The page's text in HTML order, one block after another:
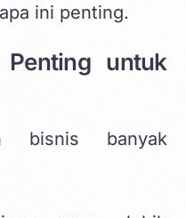
ini penting.
untuk
bisnis banyak